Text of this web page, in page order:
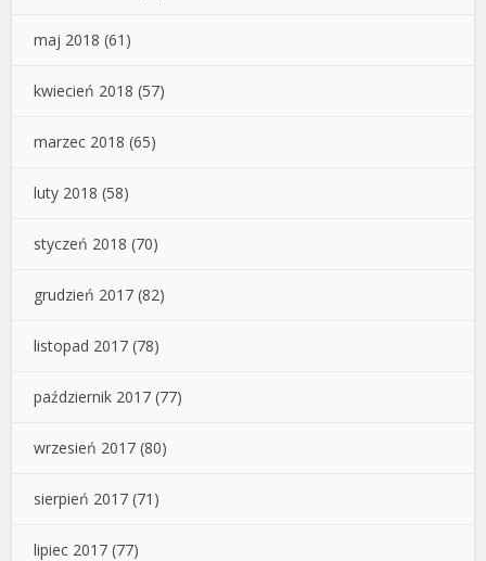
maj 2018 (61)
kwiecień 2018 (57)
marzec 2018 (65)
luty 2018 (58)
styczeń 2018 (70)
grudzień 2017 (82)
listopad 2017 (78)
październik 2017 (77)
wrzesień 2017 (80)
sierpień 2017 (71)
lipiec 2017 (77)